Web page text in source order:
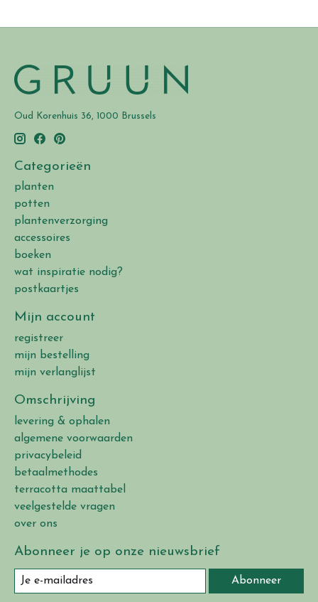
Oud Korenhuis 36, 1000 Brussels
Categorieën
planten
potten
plantenverzorging
accessoires
boeken
wat inspiratie nodig?
postkaartjes
Mijn account
registreer
mijn bestelling
mijn verlanglijst
Omschrijving
levering & ophalen
algemene voorwaarden
privacybeleid
betaalmethodes
terracotta maattabel
veelgestelde vragen
over ons
Abonneer je op onze nieuwsbrief
Abonneer